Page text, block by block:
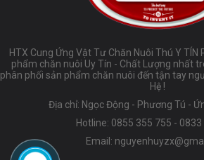
HTX Cung Ứng Vật Tư Chăn Nuôi Thú Y TÍN
phẩm chăn nuôi Uy Tín - Chất Lượng nhất
phân phối sản phẩm chăn nuôi đến tận tay
Hệ !
Địa chỉ: Ngọc Động - Phương Tú -
Hotline: 0855 355 755 - 0833
Email: